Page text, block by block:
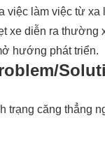
việc làm việc từ
xe diễn ra thường
hướng phát triển.
trạng căng thẳng